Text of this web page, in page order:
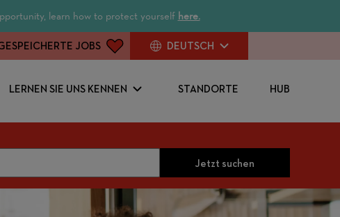
learn how to protect yourself here.
LERNEN SIE UNS KENNEN STANDORTE HUB
JOBS DEUTSCH
Jetzt suchen